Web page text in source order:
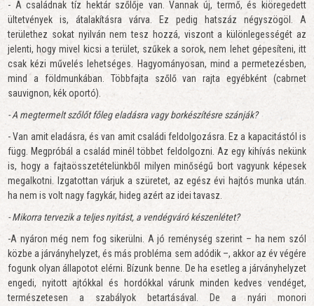
- A családnak tíz hektár szőlője van. Vannak új, termő, és kiöregedett
ültetvények is, átalakításra várva. Ez pedig hatszáz négyszögöl. A
területhez sokat nyilván nem tesz hozzá, viszont a különlegességét az
jelenti, hogy mivel kicsi a terület, szűkek a sorok, nem lehet gépesíteni, itt
csak kézi művelés lehetséges. Hagyományosan, mind a permetezésben,
mind a földmunkában. Többfajta szőlő van rajta egyébként (cabrnet
sauvignon, kék oportó).
- A megtermelt szőlőt főleg eladásra vagy borkészítésre szánják?
- Van amit eladásra, és van amit családi feldolgozásra. Ez a kapacitástól is
függ. Megpróbál a család minél többet feldolgozni. Az egy kihívás nekünk
is, hogy a fajtaösszetételünkből milyen minőségű bort vagyunk képesek
megalkotni. Izgatottan várjuk a szüretet, az egész évi hajtós munka után.
ha nem is volt nagy fagykár, hideg azért az idei tavasz.
- Mikorra tervezik a teljes nyitást, a vendégváró készenlétet?
-A nyáron még nem fog sikerülni. A jó reménység szerint – ha nem szól
közbe a járványhelyzet, és más probléma sem adódik –, akkor az év végére
fogunk olyan állapotot elérni. Bízunk benne. De ha esetleg a járványhelyzet
engedi, nyitott ajtókkal és hordókkal várunk minden kedves vendéget,
természetesen a szabályok betartásával. De a nyári monori